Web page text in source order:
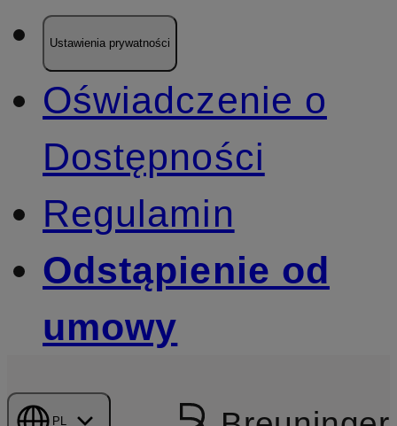
Ustawienia prywatności
Oświadczenie o
Dostępności
Regulamin
Odstąpienie od
umowy
PL